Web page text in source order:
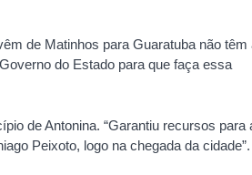
de Matinhos para Guaratuba não têm
do Estado para que faça essa
de Antonina. “Garantiu recursos para
Peixoto, logo na chegada da cidade”.